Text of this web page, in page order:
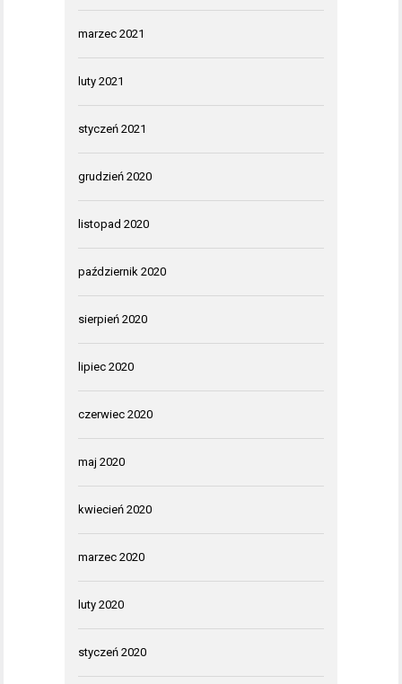
marzec 2021
luty 2021
styczeń 2021
grudzień 2020
listopad 2020
październik 2020
sierpień 2020
lipiec 2020
czerwiec 2020
maj 2020
kwiecień 2020
marzec 2020
luty 2020
styczeń 2020